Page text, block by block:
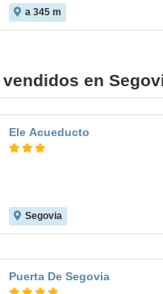
a 345 m
en
Ele Acueducto
Segovia
Puerta De Segovia